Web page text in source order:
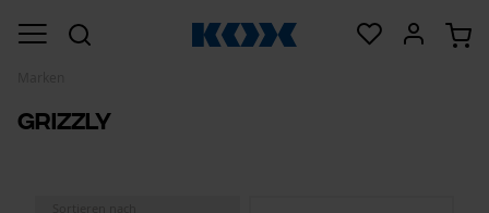
Grizzly